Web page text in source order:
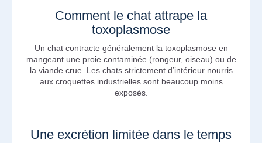
Comment le chat attrape la
toxoplasmose
Un chat contracte généralement la toxoplasmose en
mangeant une proie contaminée (rongeur, oiseau) ou de
la viande crue. Les chats strictement d’intérieur nourris
aux croquettes industrielles sont beaucoup moins
exposés.
Une excrétion limitée dans le temps